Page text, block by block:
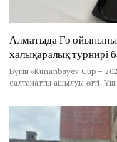
Алматыда Го
халықаралық турнирі
Бүгін «Kunanbayev Cup –
салтанатты ашылуы өтті.